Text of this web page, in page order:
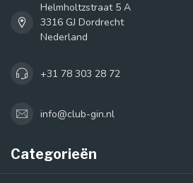
Helmholtzstraat 5 A
3316 GJ Dordrecht
Nederland
+31 78 303 28 72
info@club-gin.nl
Categorieën